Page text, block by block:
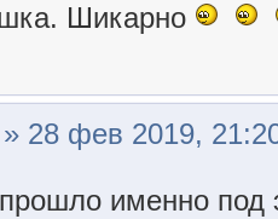
Шикарно
» 28 фев 2019,
именно под